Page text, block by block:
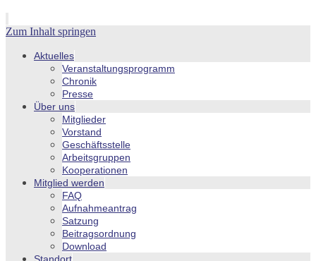
Zum Inhalt springen
Aktuelles
Veranstaltungsprogramm
Chronik
Presse
Über uns
Mitglieder
Vorstand
Geschäftsstelle
Arbeitsgruppen
Kooperationen
Mitglied werden
FAQ
Aufnahmeantrag
Satzung
Beitragsordnung
Download